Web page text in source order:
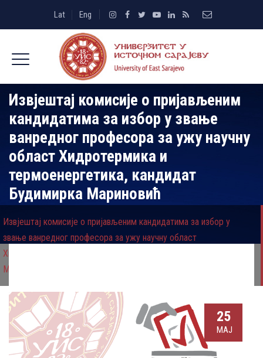
Lat Eng
Извјештај комисије о пријављеним
кандидатима за избор у звање
ванредног професора за ужу научну
област Хидротермика и
термоенергетика, кандидат
Будимирка Мариновић
Извјештај комисије о пријављеним кандидатима за избор у
звање ванредног професора за ужу научну област
Хидротермика и термоенергетика, кандидат Будимирка
Мариновић
25
МАЈ